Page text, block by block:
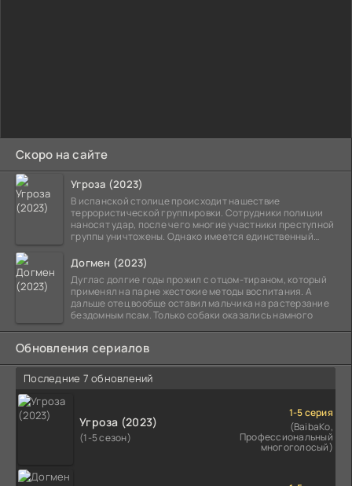
Скоро на сайте
Угроза (2023)
В испанской столице происходит нашествие
террористической группировки. Сотрудники полиции
наносят удар, после чего многие участники преступной
группы уничтожены. Однако имеется единственный
Догмен (2023)
Дуглас долгие годы прожил с отцом-тираном, который
применял на парне жестокие методы воспитания. А
дальше отец вообще оставил мальчика на растерзание
бездомным псам. Только собаки оказались намного
Обновления сериалов
Последние 7 обновлений
Угроза (2023)
(1-5 сезон)
1-5 серия
(BaibaKo,
Профессиональный
многоголосый)